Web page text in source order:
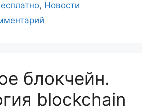
, Новости
блокчейн.
blockchain